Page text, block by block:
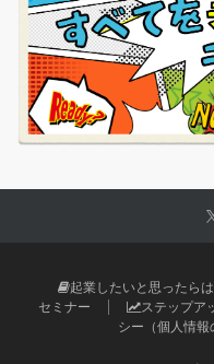
起業したいと思ったら
セミナー
ステップア
シー（個人情報